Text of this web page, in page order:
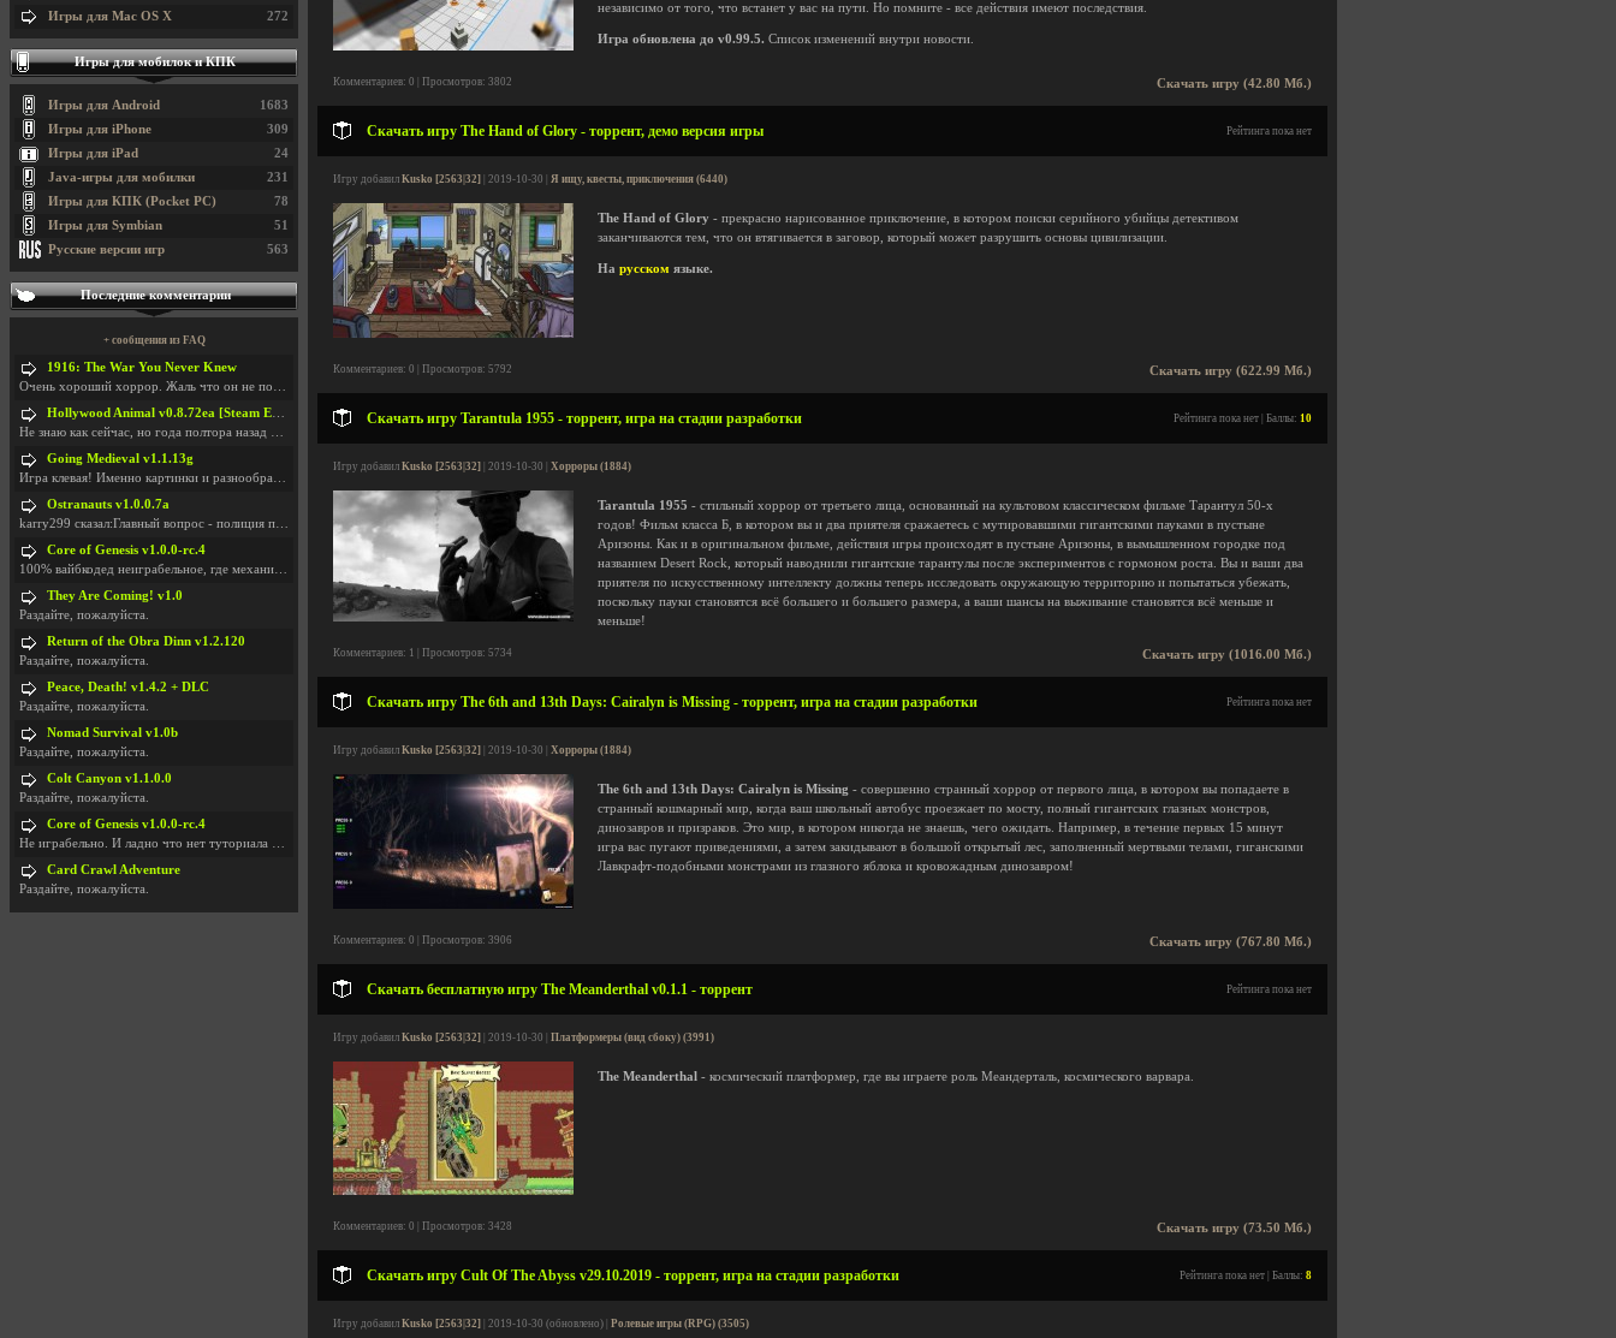
независимо от того, что встанет у вас на пути. Но помните - все действия имеют последствия.
Игра обновлена до v0.99.5. Список изменений внутри новости.
Скачать игру (42.80 Мб.)
Комментариев: 0 | Просмотров: 3802
Скачать игру The Hand of Glory - торрент, демо версия игры Рейтинга пока нет
Игру добавил Kusko [2563|32] | 2019-10-30 | Я ищу, квесты, приключения (6440)
The Hand of Glory - прекрасно нарисованное приключение, в котором поиски серийного убийцы детективом
заканчиваются тем, что он втягивается в заговор, который может разрушить основы цивилизации.
На русском языке.
Скачать игру (622.99 Мб.)
Комментариев: 0 | Просмотров: 5792
Скачать игру Tarantula 1955 - торрент, игра на стадии разработки Рейтинга пока нет | Баллы: 10
Игру добавил Kusko [2563|32] | 2019-10-30 | Хорроры (1884)
Tarantula 1955 - стильный хоррор от третьего лица, основанный на культовом классическом фильме Тарантул 50-х
годов! Фильм класса Б, в котором вы и два приятеля сражаетесь с мутировавшими гигантскими пауками в пустыне
Аризоны. Как и в оригинальном фильме, действия игры происходят в пустыне Аризоны, в вымышленном городке под
названием Desert Rock, который наводнили гигантские тарантулы после экспериментов с гормоном роста. Вы и ваши два
приятеля по искусственному интеллекту должны теперь исследовать окружающую территорию и попытаться убежать,
поскольку пауки становятся всё большего и большего размера, а ваши шансы на выживание становятся всё меньше и
меньше!
Скачать игру (1016.00 Мб.)
Комментариев: 1 | Просмотров: 5734
Скачать игру The 6th and 13th Days: Cairalyn is Missing - торрент, игра на стадии разработки Рейтинга пока нет
Игру добавил Kusko [2563|32] | 2019-10-30 | Хорроры (1884)
The 6th and 13th Days: Cairalyn is Missing - совершенно странный хоррор от первого лица, в котором вы попадаете в
странный кошмарный мир, когда ваш школьный автобус проезжает по мосту, полный гигантских глазных монстров,
динозавров и призраков. Это мир, в котором никогда не знаешь, чего ожидать. Например, в течение первых 15 минут
игра вас пугают приведениями, а затем закидывают в большой открытый лес, заполненный мертвыми телами, гиганскими
Лавкрафт-подобными монстрами из глазного яблока и кровожадным динозавром!
Скачать игру (767.80 Мб.)
Комментариев: 0 | Просмотров: 3906
Скачать бесплатную игру The Meanderthal v0.1.1 - торрент Рейтинга пока нет
Игру добавил Kusko [2563|32] | 2019-10-30 | Платформеры (вид сбоку) (3991)
The Meanderthal - космический платформер, где вы играете роль Меандерталь, космического варвара.
Скачать игру (73.50 Мб.)
Комментариев: 0 | Просмотров: 3428
Скачать игру Cult Of The Abyss v29.10.2019 - торрент, игра на стадии разработки Рейтинга пока нет | Баллы: 8
Игру добавил Kusko [2563|32] | 2019-10-30 (обновлено) | Ролевые игры (RPG) (3505)
272
Игры для Mac OS X
Игры для мобилок и КПК
1683
Игры для Android
309
Игры для iPhone
24
Игры для iPad
231
Java-игры для мобилки
78
Игры для КПК (Pocket PC)
51
Игры для Symbian
563
Русские версии игр
Последние комментарии
+ сообщения из FAQ
1916: The War You Never Knew
Очень хороший хоррор. Жаль что он не получил должн
Hollywood Animal v0.8.72ea [Steam Early Access]
Не знаю как сейчас, но года полтора назад игра был
Going Medieval v1.1.13g
Игра клевая! Именно картинки и разнообразия в стро
Ostranauts v1.0.0.7a
karry299 сказал:Главный вопрос - полиция по-прежне
Core of Genesis v1.0.0-rc.4
100% вайбкодед неиграбельное, где механики знает т
They Are Coming! v1.0
Раздайте, пожалуйста.
Return of the Obra Dinn v1.2.120
Раздайте, пожалуйста.
Peace, Death! v1.4.2 + DLC
Раздайте, пожалуйста.
Nomad Survival v1.0b
Раздайте, пожалуйста.
Colt Canyon v1.1.0.0
Раздайте, пожалуйста.
Core of Genesis v1.0.0-rc.4
Не играбельно. И ладно что нет туториала и ничего
Card Crawl Adventure
Раздайте, пожалуйста.